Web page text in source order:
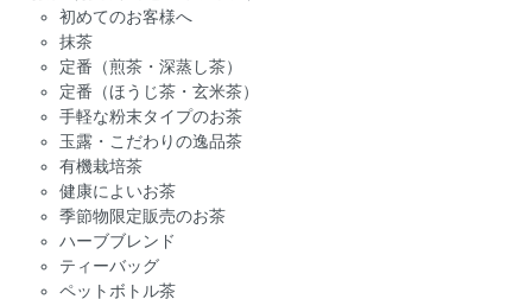
初めてのお客様へ
抹茶
定番（煎茶・深蒸し茶）
定番（ほうじ茶・玄米茶）
手軽な粉末タイプのお茶
玉露・こだわりの逸品茶
有機栽培茶
健康によいお茶
季節物限定販売のお茶
ハーブブレンド
ティーバッグ
ペットボトル茶